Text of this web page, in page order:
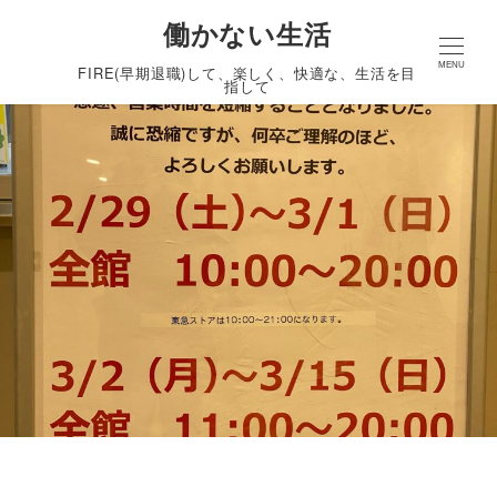
働かない生活
FIRE(早期退職)して、楽しく、快適な、生活を目
指して
MENU